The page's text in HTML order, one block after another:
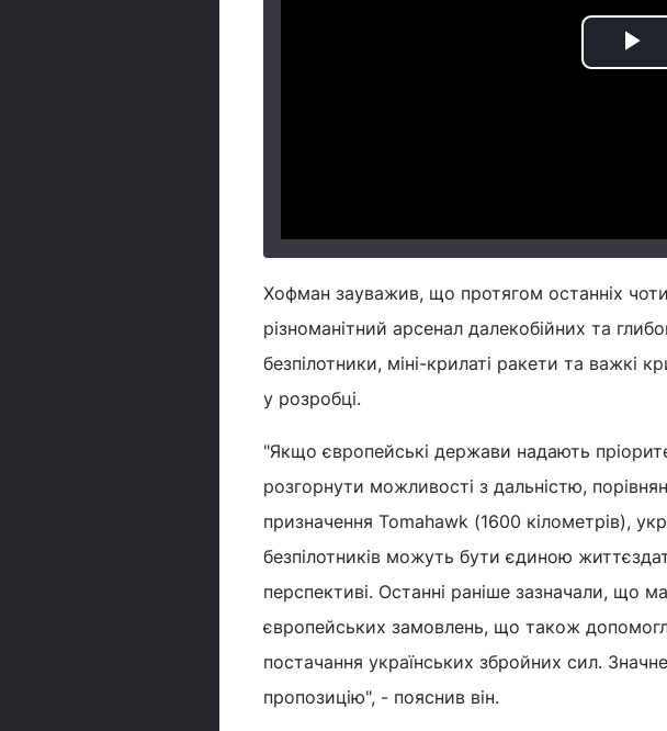
Хофман зауважив, що протягом останніх
різноманітний арсенал далекобійних та
безпілотники, міні-крилаті ракети та важкі
у розробці.
"Якщо європейські держави надають
розгорнути можливості з дальністю,
призначення Tomahawk (1600 кілометрів),
безпілотників можуть бути єдиною
перспективі. Останні раніше зазначали, що
європейських замовлень, що також
постачання українських збройних сил.
пропозицію", - пояснив він.